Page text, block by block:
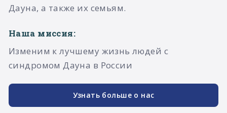
Дауна, а также их семьям.​
Наша миссия:
Изменим к лучшему жизнь людей с
синдромом Дауна в России
Узнать больше о нас